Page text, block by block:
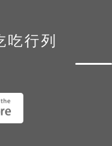
吃行列